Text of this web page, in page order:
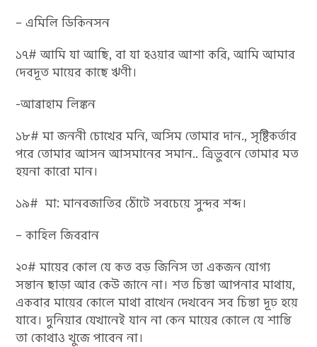
– এমিলি ডিকিনসন
১৭# আমি যা আছি, বা যা হওয়ার আশা করি, আমি আমার
দেবদূত মায়ের কাছে ঋণী।
-আব্রাহাম লিঙ্কন
১৮# মা জননী চোখের মনি, অসিম তোমার দান., সৃষ্টিকর্তার
পরে তোমার আসন আসমানের সমান.. ত্রিভুবনে তোমার মত
হয়না কারো মান।
১৯# মা: মানবজাতির ঠোঁটে সবচেয়ে সুন্দর শব্দ।
– কাহিল জিবরান
২০# মায়ের কোল যে কত বড় জিনিস তা একজন যোগ্য
সন্তান ছাড়া আর কেউ জানে না। শত চিন্তা আপনার মাথায়,
একবার মায়ের কোলে মাথা রাখেন দেখবেন সব চিন্তা দূঢ় হয়ে
যাবে। দুনিয়ার যেখানেই যান না কেন মায়ের কোলে যে শান্তি
তা কোথাও খুজে পাবেন না।